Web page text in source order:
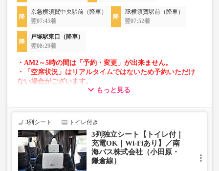
京急横須賀中央駅前（降車）
翌07:45着
JR横須賀駅前（降車）
翌07:52着
戸塚駅東口（降車）
翌08:29着
・AM2～5時の間は「予約・変更」が出来ません。
・「空席状況」はリアルタイムではないため予約いただけ
ない場合がございます。
・車両は予告なく変更となる場合がございます。これに伴
で、あらかじめご了承ください。
もっと見る
3列シート トイレ付き
3列独立シート【トイレ付｜
充電OK｜Wi-Fiあり】／南
海バス株式会社（小田原・
鎌倉線）